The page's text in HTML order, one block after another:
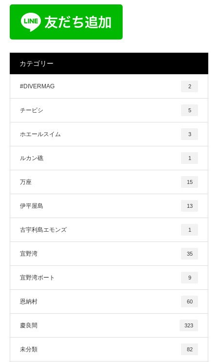
カテゴリー
#DIVERMAG 2
チービシ 5
ホエールスイム 3
ルカン礁 1
万座 15
伊平屋島 13
古宇利島エモンズ 1
宜野湾 35
宜野湾ボート 9
恩納村 60
慶良間 323
未分類 82